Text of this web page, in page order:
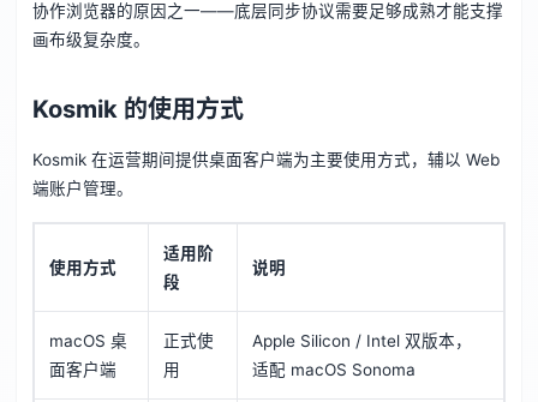
协作浏览器的原因之一——底层同步协议需要足够成熟才能支撑
画布级复杂度。
Kosmik 的使用方式
Kosmik 在运营期间提供桌面客户端为主要使用方式，辅以 Web
端账户管理。
使用方式
适用阶
段
说明
macOS 桌
面客户端
正式使
用
Apple Silicon / Intel 双版本，
适配 macOS Sonoma